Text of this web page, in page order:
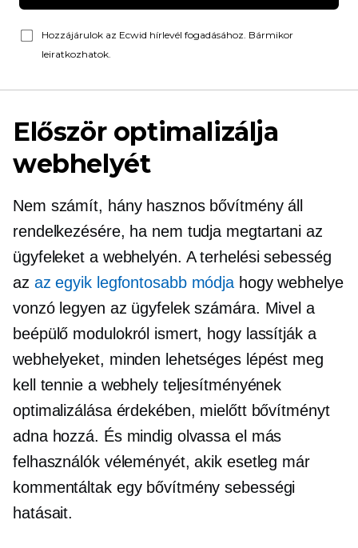
Hozzájárulok az Ecwid hírlevél fogadásához. Bármikor
leiratkozhatok.
Először optimalizálja
webhelyét
Nem számít, hány hasznos bővítmény áll
rendelkezésére, ha nem tudja megtartani az
ügyfeleket a webhelyén. A terhelési sebesség
az az egyik legfontosabb módja hogy webhelye
vonzó legyen az ügyfelek számára. Mivel a
beépülő modulokról ismert, hogy lassítják a
webhelyeket, minden lehetséges lépést meg
kell tennie a webhely teljesítményének
optimalizálása érdekében, mielőtt bővítményt
adna hozzá. És mindig olvassa el más
felhasználók véleményét, akik esetleg már
kommentáltak egy bővítmény sebességi
hatásait.